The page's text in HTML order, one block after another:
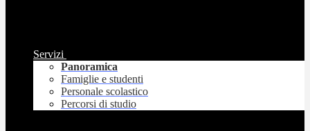
Servizi
Panoramica
Famiglie e studenti
Personale scolastico
Percorsi di studio